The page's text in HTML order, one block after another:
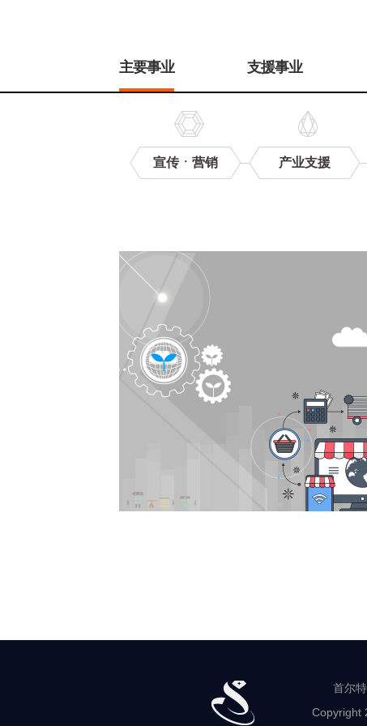
메
主要事业 支援事业
宣传ㆍ营销 产业支援
系
统
首尔
Copyright